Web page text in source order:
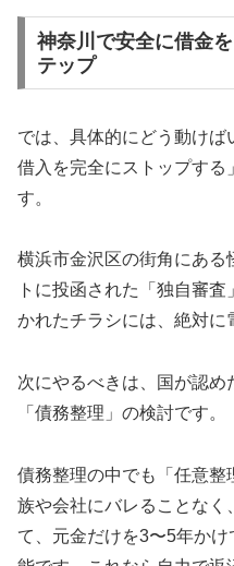
神奈川で安全に借金
テップ
では、具体的にどう動け
借入を完全にストップす
す。
横浜市金沢区の街角にある
トに投函された「独自審
かれたチラシには、絶対に
次にやるべきは、国が認め
「債務整理」の検討です。
債務整理の中でも「任意整
族や会社にバレることなく
て、元金だけを3〜5年か